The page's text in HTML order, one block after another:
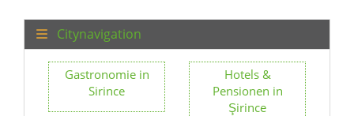
Citynavigation
Gastronomie in
Sirince
Hotels &
Pensionen in
Şirince